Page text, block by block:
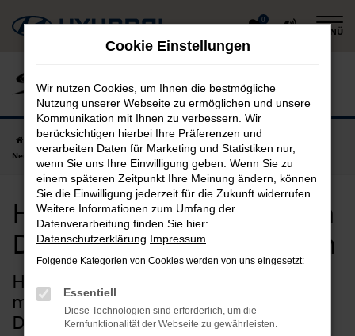
Zum
Hauptinhalt
0
MENÜ
Startseite Dingolfing Hyundai Hyundai i20
Hyundai i20
Neuwagen in Dingolfing günstig kaufen
Hyundai i20 Neuwagen in
Dingolfing günstig kaufen
Hyundai i20 Neuwagen –
maßgeschneiderte Qualität für
Dingolfing
Cookie Einstellungen
Wir nutzen Cookies, um Ihnen die bestmögliche
Nutzung unserer Webseite zu ermöglichen und unsere
Kommunikation mit Ihnen zu verbessern. Wir
berücksichtigen hierbei Ihre Präferenzen und
verarbeiten Daten für Marketing und Statistiken nur,
wenn Sie uns Ihre Einwilligung geben. Wenn Sie zu
einem späteren Zeitpunkt Ihre Meinung ändern, können
Sie die Einwilligung jederzeit für die Zukunft widerrufen.
Weitere Informationen zum Umfang der
Datenverarbeitung finden Sie hier:
Datenschutzerklärung Impressum
Folgende Kategorien von Cookies werden von uns eingesetzt:
Essentiell
Diese Technologien sind erforderlich, um die
Kernfunktionalität der Webseite zu gewährleisten.